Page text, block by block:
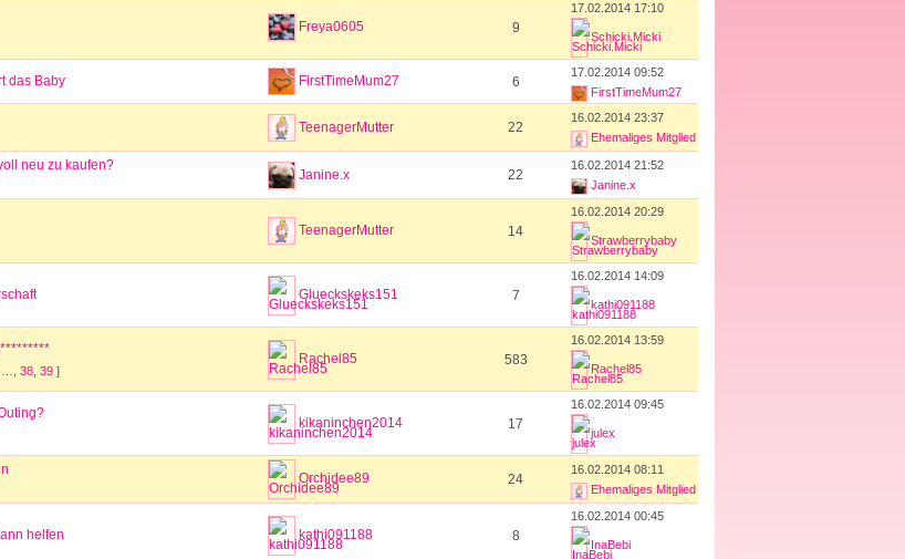
Freya0605 9
17.02.2014 17:10
Schicki.Micki
das Baby FirstTimeMum27 6
17.02.2014 09:52
FirstTimeMum27
TeenagerMutter 22
16.02.2014 23:37
Ehemaliges Mitglied
neu zu kaufen?
Janine.x 22
16.02.2014 21:52
Janine.x
TeenagerMutter 14
16.02.2014 20:29
Strawberrybaby
Glueckskeks151 7
16.02.2014 14:09
kathi091188
38 39 ]
Rachel85 583
16.02.2014 13:59
Rachel85
kikaninchen2014 17
16.02.2014 09:45
julex
Orchidee89 24
16.02.2014 08:11
Ehemaliges Mitglied
helfen kathi091188 8
16.02.2014 00:45
InaBebi